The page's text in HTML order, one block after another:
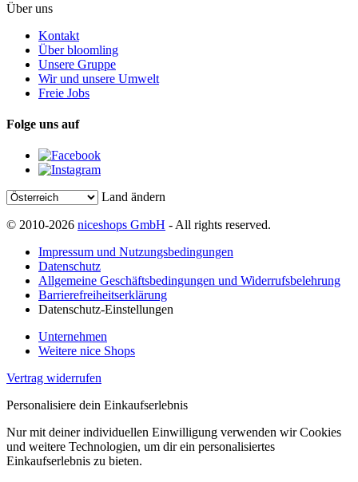
Über uns
Kontakt
Über bloomling
Unsere Gruppe
Wir und unsere Umwelt
Freie Jobs
Folge uns auf
Land ändern
© 2010-2026 niceshops GmbH - All rights reserved.
Impressum und Nutzungsbedingungen
Datenschutz
Allgemeine Geschäftsbedingungen und Widerrufsbelehrung
Barrierefreiheitserklärung
Datenschutz-Einstellungen
Unternehmen
Weitere nice Shops
Vertrag widerrufen
Personalisiere dein Einkaufserlebnis
Nur mit deiner individuellen Einwilligung verwenden wir Cookies
und weitere Technologien, um dir ein personalisiertes
Einkaufserlebnis zu bieten.